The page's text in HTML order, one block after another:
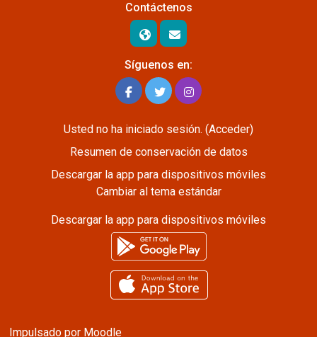
Contáctenos
Síguenos en:
Usted no ha iniciado sesión. (Acceder)
Resumen de conservación de datos
Descargar la app para dispositivos móviles
Cambiar al tema estándar
Descargar la app para dispositivos móviles
Impulsado por Moodle